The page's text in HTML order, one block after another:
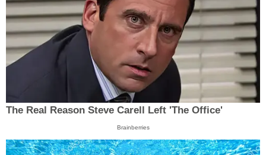
The Real Reason Steve Carell Left 'The Office'
Brainberries